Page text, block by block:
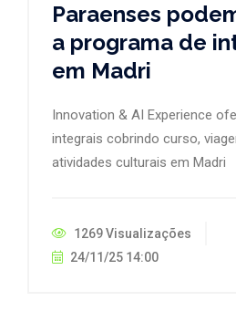
Paraenses
a programa de
em Madri
Innovation & AI Experience
integrais cobrindo curso,
atividades culturais em Madri
1269 Visualizações
24/11/25 14:00